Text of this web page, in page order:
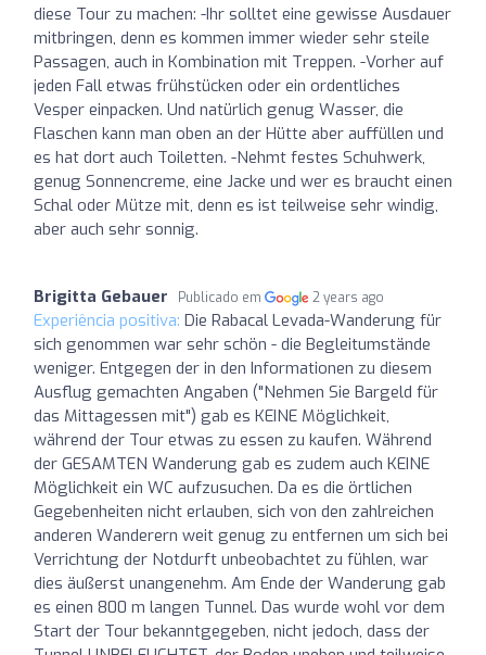
diese Tour zu machen: -Ihr solltet eine gewisse Ausdauer
mitbringen, denn es kommen immer wieder sehr steile
Passagen, auch in Kombination mit Treppen. -Vorher auf
jeden Fall etwas frühstücken oder ein ordentliches
Vesper einpacken. Und natürlich genug Wasser, die
Flaschen kann man oben an der Hütte aber auffüllen und
es hat dort auch Toiletten. -Nehmt festes Schuhwerk,
genug Sonnencreme, eine Jacke und wer es braucht einen
Schal oder Mütze mit, denn es ist teilweise sehr windig,
aber auch sehr sonnig.
Brigitta Gebauer Publicado em 2 years ago
Experiência positiva: Die Rabacal Levada-Wanderung für
sich genommen war sehr schön - die Begleitumstände
weniger. Entgegen der in den Informationen zu diesem
Ausflug gemachten Angaben ("Nehmen Sie Bargeld für
das Mittagessen mit") gab es KEINE Möglichkeit,
während der Tour etwas zu essen zu kaufen. Während
der GESAMTEN Wanderung gab es zudem auch KEINE
Möglichkeit ein WC aufzusuchen. Da es die örtlichen
Gegebenheiten nicht erlauben, sich von den zahlreichen
anderen Wanderern weit genug zu entfernen um sich bei
Verrichtung der Notdurft unbeobachtet zu fühlen, war
dies äußerst unangenehm. Am Ende der Wanderung gab
es einen 800 m langen Tunnel. Das wurde wohl vor dem
Start der Tour bekanntgegeben, nicht jedoch, dass der